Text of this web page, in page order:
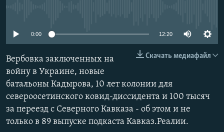
СОЦИАЛЬНЫЕ СЕТИ
Все сайты РСЕ/РС
0:00 12:20
Скачать медиафайл
Вербовка заключенных на
войну в Украине, новые
батальоны Кадырова, 10 лет колонии для
североосетинского ковид-диссидента и 100 тысяч
за переезд с Северного Кавказа - об этом и не
только в 89 выпуске подкаста Кавказ.Реалии.